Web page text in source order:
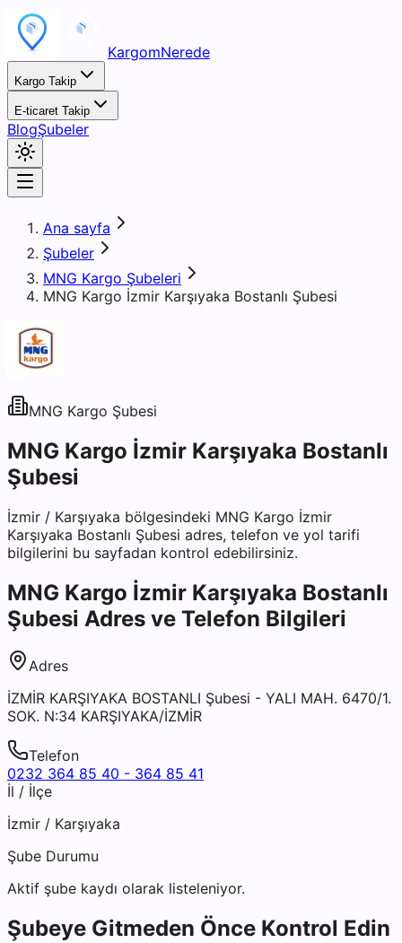
KargomNerede
Kargo Takip
E-ticaret Takip
BlogŞubeler
Ana sayfa
Şubeler
MNG Kargo Şubeleri
MNG Kargo İzmir Karşıyaka Bostanlı Şubesi
MNG Kargo Şubesi
MNG Kargo İzmir Karşıyaka Bostanlı
Şubesi
İzmir / Karşıyaka bölgesindeki MNG Kargo İzmir
Karşıyaka Bostanlı Şubesi adres, telefon ve yol tarifi
bilgilerini bu sayfadan kontrol edebilirsiniz.
MNG Kargo İzmir Karşıyaka Bostanlı
Şubesi Adres ve Telefon Bilgileri
Adres
İZMİR KARŞIYAKA BOSTANLI Şubesi - YALI MAH. 6470/1.
SOK. N:34 KARŞIYAKA/İZMİR
Telefon
0232 364 85 40 - 364 85 41
İl / İlçe
İzmir / Karşıyaka
Şube Durumu
Aktif şube kaydı olarak listeleniyor.
Şubeye Gitmeden Önce Kontrol Edin